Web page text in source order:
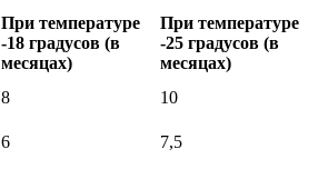
При температуре
-18 градусов (в
месяцах)
При температуре
-25 градусов (в
месяцах)
8
10
6
7,5